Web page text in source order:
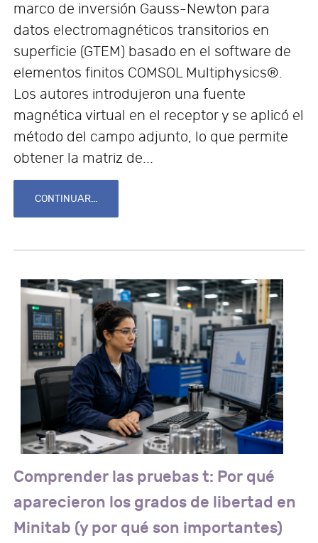
marco de inversión Gauss-Newton para
datos electromagnéticos transitorios en
superficie (GTEM) basado en el software de
elementos finitos COMSOL Multiphysics®.
Los autores introdujeron una fuente
magnética virtual en el receptor y se aplicó el
método del campo adjunto, lo que permite
obtener la matriz de...
CONTINUAR...
Comprender las pruebas t: Por qué
aparecieron los grados de libertad en
Minitab (y por qué son importantes)